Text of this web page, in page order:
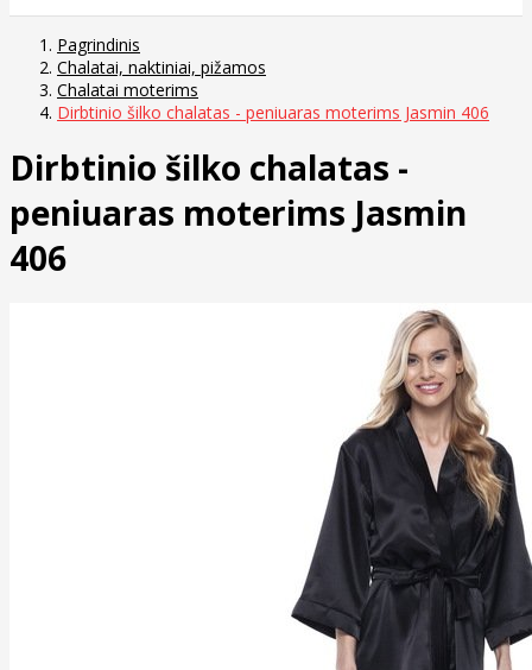
Pagrindinis
Chalatai, naktiniai, pižamos
Chalatai moterims
Dirbtinio šilko chalatas - peniuaras moterims Jasmin 406
Dirbtinio šilko chalatas -
peniuaras moterims Jasmin
406